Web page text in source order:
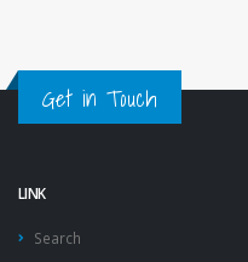
Get in Touch
LINK
Search